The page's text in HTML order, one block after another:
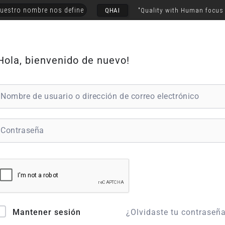
nombre nos define QHAI "Quality with Human focus
bienvenido de nuevo!
Mantener sesión ¿Olvidaste tu